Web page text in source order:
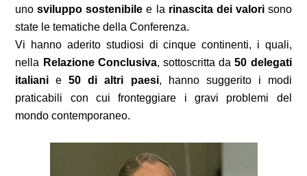
unosviluppo sostenibilee la rinascita dei valorisono
state le tematiche della Conferenza.
Vi hanno aderito studiosi di cinque continenti, i quali,
nella Relazione Conclusiva, sottoscritta da50 delegati
italianie 50 di altri paesi, hanno suggerito i modi
praticabili con cui fronteggiare i gravi problemi del
mondo contemporaneo.